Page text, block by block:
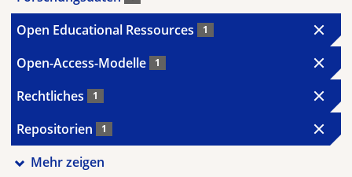
Open Educational Ressources 1
Open-Access-Modelle 1
Rechtliches 1
Repositorien 1
Mehr zeigen